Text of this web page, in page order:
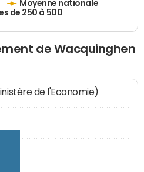
Moyenne nationale
de 250 à 500
de Wacquinghen
de l'Economie)